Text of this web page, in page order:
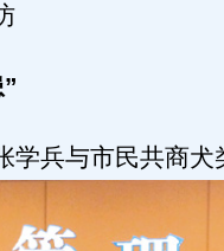
兵与市民共商犬